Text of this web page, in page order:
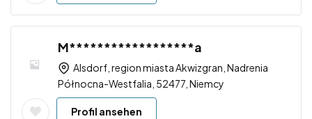
M******************a
Alsdorf, region miasta Akwizgran, Nadrenia
Północna-Westfalia, 52477, Niemcy
Profil ansehen